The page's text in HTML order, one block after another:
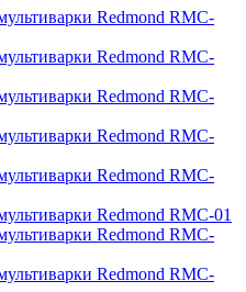
Redmond RMC-
Redmond RMC-
Redmond RMC-
Redmond RMC-
Redmond RMC-
Redmond RMC-01
Redmond RMC-
Redmond RMC-